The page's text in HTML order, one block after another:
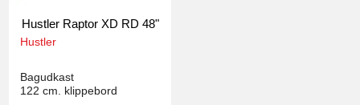
Hustler Raptor XD RD 48"
Hustler
Bagudkast
122 cm. klippebord